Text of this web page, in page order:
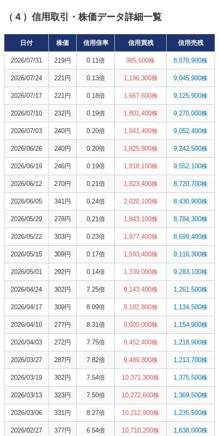
（４）信用取引・株価データ詳細一覧
日付 株価 信用倍率 信用買残 信用売残
2026/07/31 219円 0.11倍 985,600株 8,878,900株
2026/07/24 221円 0.13倍 1,196,300株 9,045,900株
2026/07/17 221円 0.18倍 1,667,600株 9,125,900株
2026/07/10 232円 0.19倍 1,801,400株 9,270,000株
2026/07/03 240円 0.20倍 1,841,400株 9,052,400株
2026/06/26 240円 0.20倍 1,825,800株 9,242,500株
2026/06/19 246円 0.19倍 1,818,100株 9,552,100株
2026/06/12 270円 0.21倍 1,823,400株 8,720,700株
2026/06/05 341円 0.24倍 2,020,100株 8,430,900株
2026/05/29 278円 0.21倍 1,843,100株 8,784,300株
2026/05/22 303円 0.23倍 1,977,400株 8,699,400株
2026/05/15 309円 0.17倍 1,593,400株 9,116,300株
2026/05/01 292円 0.14倍 1,339,000株 9,283,100株
2026/04/24 302円 7.25倍 9,143,400株 1,261,500株
2026/04/17 309円 8.09倍 9,182,800株 1,134,500株
2026/04/10 277円 8.31倍 9,600,000株 1,154,900株
2026/04/03 272円 7.75倍 9,452,400株 1,218,900株
2026/03/27 287円 7.82倍 9,489,800株 1,213,700株
2026/03/19 302円 7.54倍 10,371,300株 1,375,500株
2026/03/13 323円 7.50倍 10,272,600株 1,369,500株
2026/03/06 331円 8.27倍 10,212,900株 1,235,500株
2026/02/27 377円 6.54倍 10,710,200株 1,638,000株